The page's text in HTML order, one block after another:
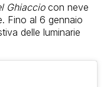
Ghiacciocon neve
Fino al 6 gennaio
delle luminarie